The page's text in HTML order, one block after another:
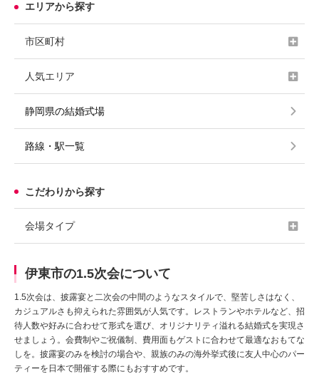
エリアから探す
市区町村
人気エリア
静岡県の結婚式場
路線・駅一覧
こだわりから探す
会場タイプ
伊東市の1.5次会について
1.5次会は、披露宴と二次会の中間のようなスタイルで、堅苦しさはなく、
カジュアルさも抑えられた雰囲気が人気です。レストランやホテルなど、招
待人数や好みに合わせて形式を選び、オリジナリティ溢れる結婚式を実現さ
せましょう。会費制やご祝儀制、費用面もゲストに合わせて最適なおもてな
しを。披露宴のみを検討の場合や、親族のみの海外挙式後に友人中心のパー
ティーを日本で開催する際にもおすすめです。